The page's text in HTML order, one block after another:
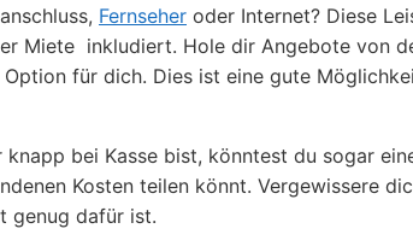
Fernseher oder Internet? Diese
Miete inkludiert. Hole dir Angebote von
für dich. Dies ist eine gute
knapp bei Kasse bist, könntest du sogar
Kosten teilen könnt. Vergewissere
genug dafür ist.